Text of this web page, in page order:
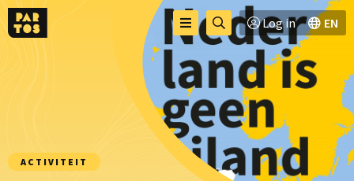
Toggle
menu
Menu
Ga
naar
zoekpagina
Log in EN
ACTIVITEIT